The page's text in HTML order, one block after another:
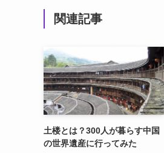
関連記事
土楼とは？300人が暮らす中国
の世界遺産に行ってみた